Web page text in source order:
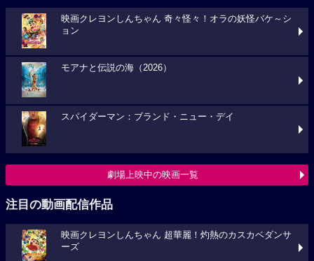
映画クレヨンしんちゃん 奇々怪々！オラの妖怪バケ～シ
ョン
モアナと伝説の海（2026）
スパイダーマン：ブランド・ニュー・デイ
劇場上映中の映画一覧
注目の動画配信作品
映画クレヨンしんちゃん 超華麗！灼熱のカスカベダンサ
ーズ